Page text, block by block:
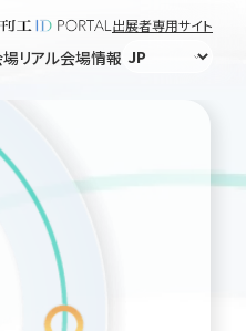
出展者専用サイト
場リアル会場情報